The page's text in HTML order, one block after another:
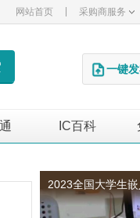
网站首页 采购商服务
一键
IC百科